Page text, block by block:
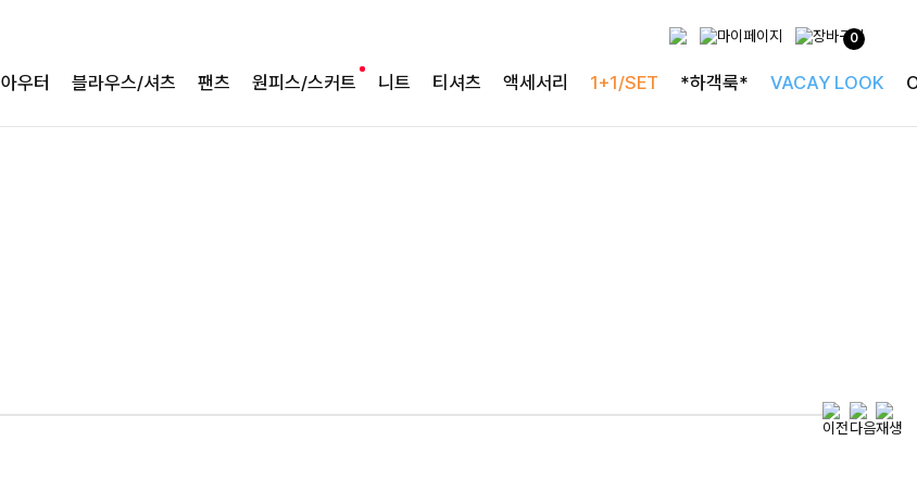
0
아우터 블라우스/셔츠 팬츠 원피스/스커트 니트 티셔츠 액세서리 1+1/SET *하객룩* VACAY LOOK
여름의 끝을 완성할
감각적인 원피스